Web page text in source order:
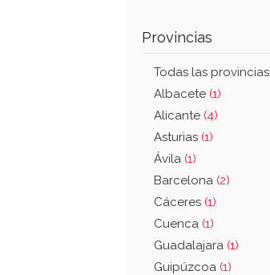
Provincias
Todas las provincias
Albacete (1)
Alicante (4)
Asturias (1)
Ávila (1)
Barcelona (2)
Cáceres (1)
Cuenca (1)
Guadalajara (1)
Guipúzcoa (1)